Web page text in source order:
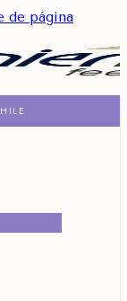
de página